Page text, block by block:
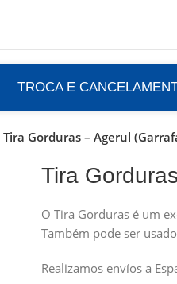
TROCA E
Tira Gorduras – Agerul
Tira
O Tira Gorduras é um
Também pode ser
Realizamos envíos a